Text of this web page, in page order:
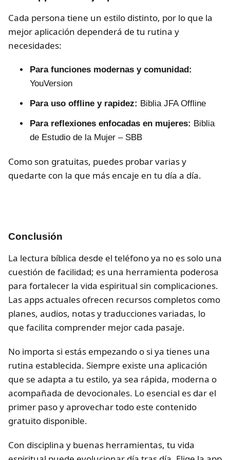
Cada persona tiene un estilo distinto, por lo que la
mejor aplicación dependerá de tu rutina y
necesidades:
Para funciones modernas y comunidad:
YouVersion
Para uso offline y rapidez: Biblia JFA Offline
Para reflexiones enfocadas en mujeres: Biblia
de Estudio de la Mujer – SBB
Como son gratuitas, puedes probar varias y
quedarte con la que más encaje en tu día a día.
Conclusión
La lectura bíblica desde el teléfono ya no es solo una
cuestión de facilidad; es una herramienta poderosa
para fortalecer la vida espiritual sin complicaciones.
Las apps actuales ofrecen recursos completos como
planes, audios, notas y traducciones variadas, lo
que facilita comprender mejor cada pasaje.
No importa si estás empezando o si ya tienes una
rutina establecida. Siempre existe una aplicación
que se adapta a tu estilo, ya sea rápida, moderna o
acompañada de devocionales. Lo esencial es dar el
primer paso y aprovechar todo este contenido
gratuito disponible.
Con disciplina y buenas herramientas, tu vida